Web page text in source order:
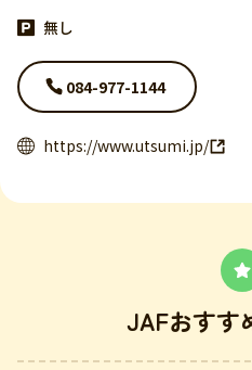
無し
084-977-1144
https://www.utsumi.jp/
JAFおすす